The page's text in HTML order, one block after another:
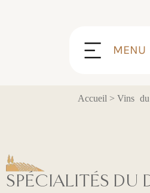
MENU
Accueil > Vins
SPÉCIALITÉS DU